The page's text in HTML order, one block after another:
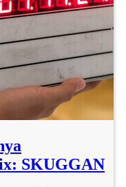
SKUGGAN